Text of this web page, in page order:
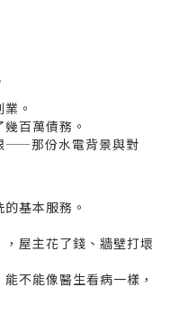
。
百萬債務。
——那份水電背景與對
基本服務。
屋主花了錢、牆壁打壞
不能像醫生看病一樣，